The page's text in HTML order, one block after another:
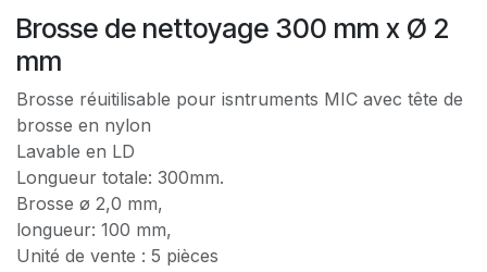
Brosse de nettoyage 300 mm x Ø 2
mm
Brosse réuitilisable pour isntruments MIC avec tête de
brosse en nylon
Lavable en LD
Longueur totale: 300mm.
Brosse ø 2,0 mm,
longueur: 100 mm,
Unité de vente : 5 pièces